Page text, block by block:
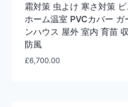
霜対策 虫よけ 寒さ対策
ホーム温室 PVCカバー ガ
ンハウス 屋外 室内 育苗
防風
£6,700.00